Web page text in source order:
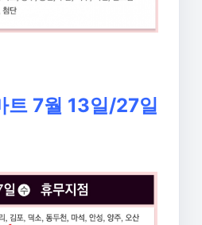
7월 13일/27일